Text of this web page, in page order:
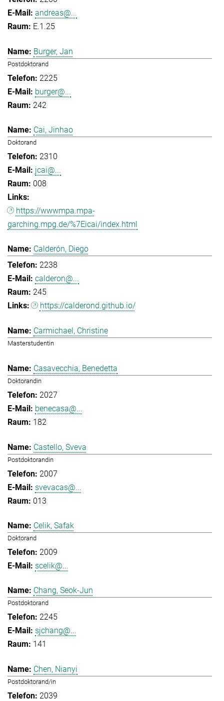
andreas@...
E.1.25
Burger, Jan
Postdoktorand
2225
burger@...
242
Cai, Jinhao
Doktorand
2310
jcai@...
008
https://wwwmpa.mpa-
garching.mpg.de/%7Eicai/index.html
Calderón, Diego
2238
calderon@...
245
https://calderond.github.io/
Carmichael, Christine
Masterstudentin
Casavecchia, Benedetta
Doktorandin
2027
benecasa@...
182
Castello, Sveva
Postdoktorandin
2007
svevacas@...
013
Celik, Safak
Doktorand
2009
scelik@...
Chang, Seok-Jun
Postdoktorand
2245
sjchang@...
141
Chen, Nianyi
Postdoktorand/in
2039